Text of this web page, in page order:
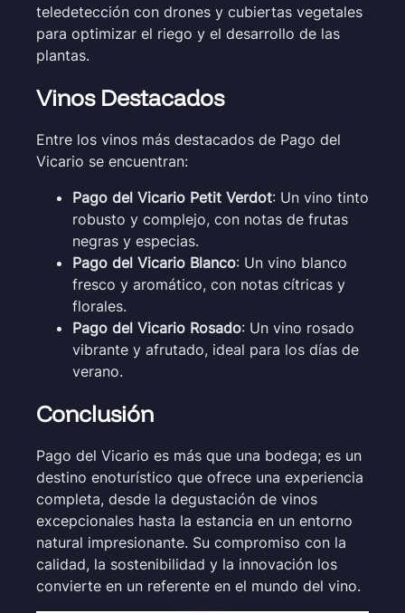
teledetección con drones y cubiertas vegetales
para optimizar el riego y el desarrollo de las
plantas.
Vinos Destacados
Entre los vinos más destacados de Pago del
Vicario se encuentran:
Pago del Vicario Petit Verdot: Un vino tinto
robusto y complejo, con notas de frutas
negras y especias.
Pago del Vicario Blanco: Un vino blanco
fresco y aromático, con notas cítricas y
florales.
Pago del Vicario Rosado: Un vino rosado
vibrante y afrutado, ideal para los días de
verano.
Conclusión
Pago del Vicario es más que una bodega; es un
destino enoturístico que ofrece una experiencia
completa, desde la degustación de vinos
excepcionales hasta la estancia en un entorno
natural impresionante. Su compromiso con la
calidad, la sostenibilidad y la innovación los
convierte en un referente en el mundo del vino.